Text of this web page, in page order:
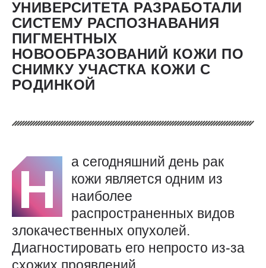
УНИВЕРСИТЕТА РАЗРАБОТАЛИ
СИСТЕМУ РАСПОЗНАВАНИЯ
ПИГМЕНТНЫХ
НОВООБРАЗОВАНИЙ КОЖИ ПО
СНИМКУ УЧАСТКА КОЖИ С
РОДИНКОЙ
Н
а сегодняшний день рак
кожи является одним из
наиболее
распространенных видов
злокачественных опухолей.
Диагностировать его непросто из-за